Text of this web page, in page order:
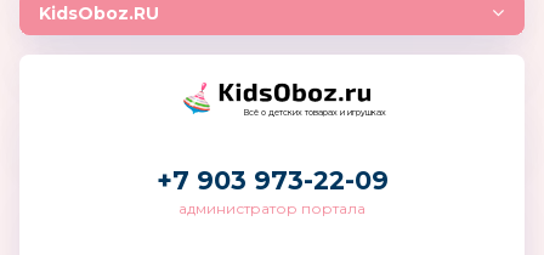
KidsOboz.RU
Всё о детских товарах и игрушках
+7 903 973-22-09
администратор портала